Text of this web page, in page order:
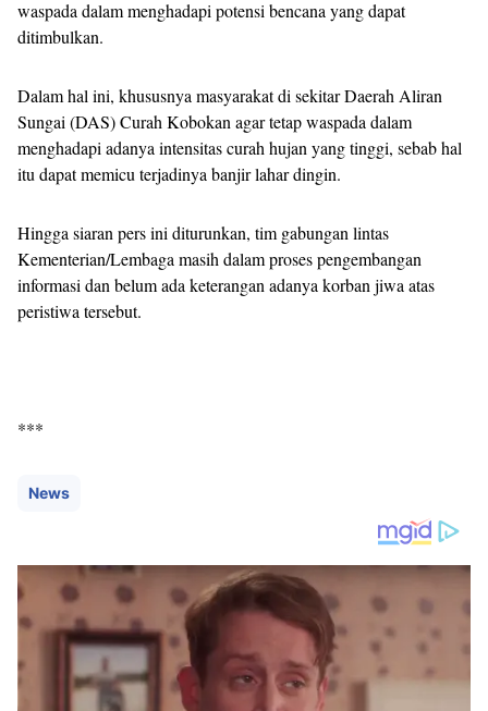
waspada dalam menghadapi potensi bencana yang dapat
ditimbulkan.
Dalam hal ini, khususnya masyarakat di sekitar Daerah Aliran
Sungai (DAS) Curah Kobokan agar tetap waspada dalam
menghadapi adanya intensitas curah hujan yang tinggi, sebab hal
itu dapat memicu terjadinya banjir lahar dingin.
Hingga siaran pers ini diturunkan, tim gabungan lintas
Kementerian/Lembaga masih dalam proses pengembangan
informasi dan belum ada keterangan adanya korban jiwa atas
peristiwa tersebut.
***
News